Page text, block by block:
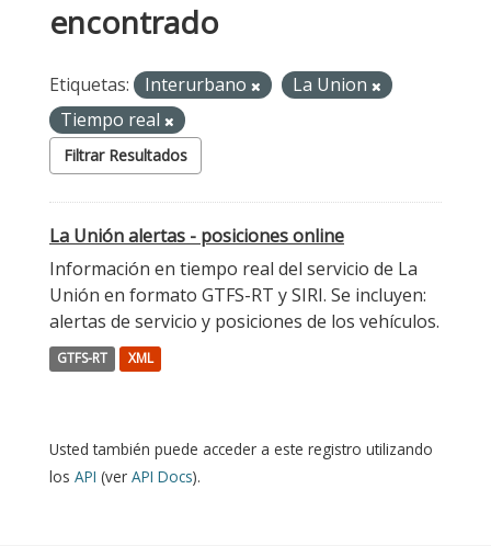
encontrado
Etiquetas: Interurbano
La Union
Tiempo real
Filtrar Resultados
La Unión alertas - posiciones online
Información en tiempo real del servicio de La
Unión en formato GTFS-RT y SIRI. Se incluyen:
alertas de servicio y posiciones de los vehículos.
GTFS-RT XML
Usted también puede acceder a este registro utilizando
los API (ver API Docs).